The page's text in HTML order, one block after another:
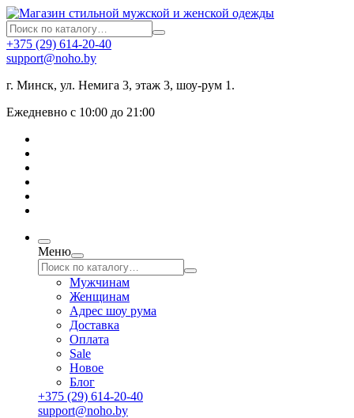
+375 (29) 614-20-40
support@noho.by
г. Минск, ул. Немига 3, этаж 3, шоу-рум 1.
Ежедневно с 10:00 до 21:00
Меню
Мужчинам
Женщинам
Адрес шоу рума
Доставка
Оплата
Sale
Новое
Блог
+375 (29) 614-20-40
support@noho.by